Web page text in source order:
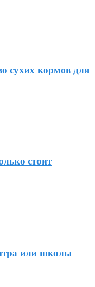
сухих кормов для
стоит
или школы